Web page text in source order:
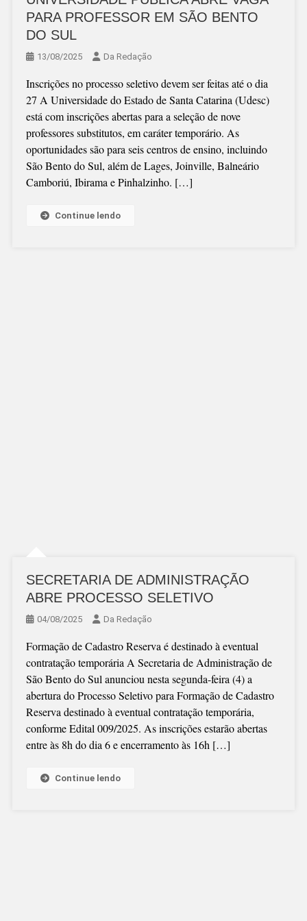
PARA PROFESSOR EM SÃO BENTO
DO SUL
13/08/2025 Da Redação
Inscrições no processo seletivo devem ser feitas até o dia
27 A Universidade do Estado de Santa Catarina (Udesc)
está com inscrições abertas para a seleção de nove
professores substitutos, em caráter temporário. As
oportunidades são para seis centros de ensino, incluindo
São Bento do Sul, além de Lages, Joinville, Balneário
Camboriú, Ibirama e Pinhalzinho. […]
Continue lendo
SECRETARIA DE ADMINISTRAÇÃO
ABRE PROCESSO SELETIVO
04/08/2025 Da Redação
Formação de Cadastro Reserva é destinado à eventual
contratação temporária A Secretaria de Administração de
São Bento do Sul anunciou nesta segunda-feira (4) a
abertura do Processo Seletivo para Formação de Cadastro
Reserva destinado à eventual contratação temporária,
conforme Edital 009/2025. As inscrições estarão abertas
entre às 8h do dia 6 e encerramento às 16h […]
Continue lendo